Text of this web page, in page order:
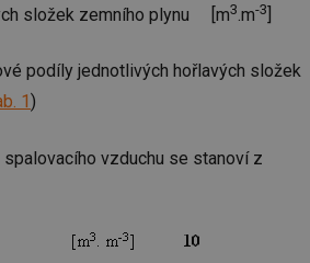
složek zemního plynu [m3.m-3
podíly jednotlivých hořlavých složek
1)
vzduchu se stanoví z